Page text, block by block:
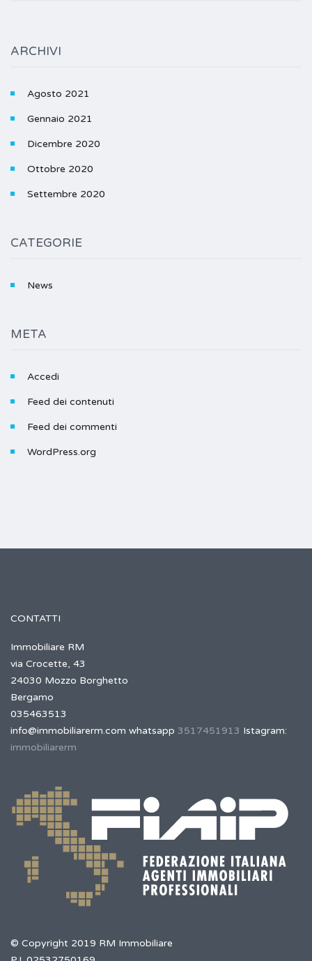
ARCHIVI
Agosto 2021
Gennaio 2021
Dicembre 2020
Ottobre 2020
Settembre 2020
CATEGORIE
News
META
Accedi
Feed dei contenuti
Feed dei commenti
WordPress.org
CONTATTI
Immobiliare RM
via Crocette, 43
24030 Mozzo Borghetto
Bergamo
035463513
info@immobiliarerm.com whatsapp 3517451913 Istagram:
immobiliarerm
© Copyright 2019 RM Immobiliare